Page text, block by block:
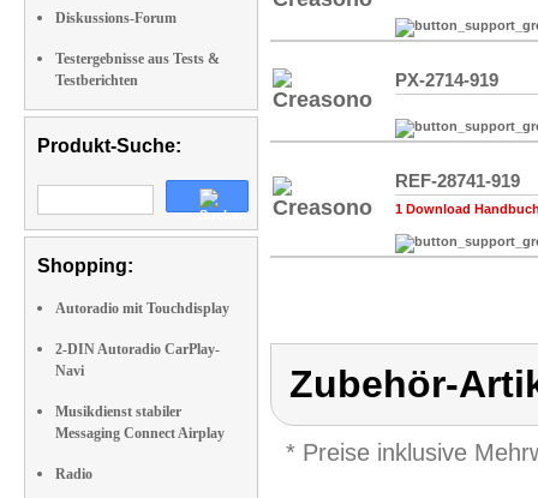
Diskussions-Forum
Testergebnisse aus Tests &
Testberichten
Produkt-Suche:
Shopping:
Autoradio mit Touchdisplay
2-DIN Autoradio CarPlay-
Navi
Musikdienst stabiler
Messaging Connect Airplay
Radio
PX-2714-919
REF-28741-919
1 Download
Zubehör-
* Preise inklusive